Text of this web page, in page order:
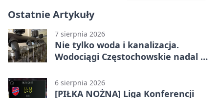
Ostatnie Artykuły
7 sierpnia 2026
Nie tylko woda i kanalizacja.
Wodociągi Częstochowskie nadal w
6 sierpnia 2026
[PIŁKA NOŻNA] Liga Konferencji